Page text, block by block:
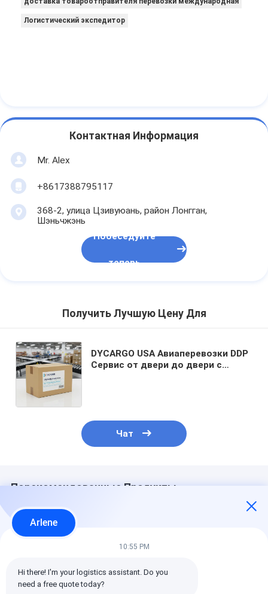
Логистический экспедитор
Контактная Информация
Mr. Alex
+8617388795117
368-2, улица Цзивуюань, район Лонгган,
Шэньчжэнь
Побеседуйте
теперь
Получить Лучшую Цену Для
DYCARGO USA Авиаперевозки DDP
Сервис от двери до двери с
Чат
Порекомендованные Продукты
Arlene
10:55 PM
Hi there! I'm your logistics assistant. Do you
need a free quote today?